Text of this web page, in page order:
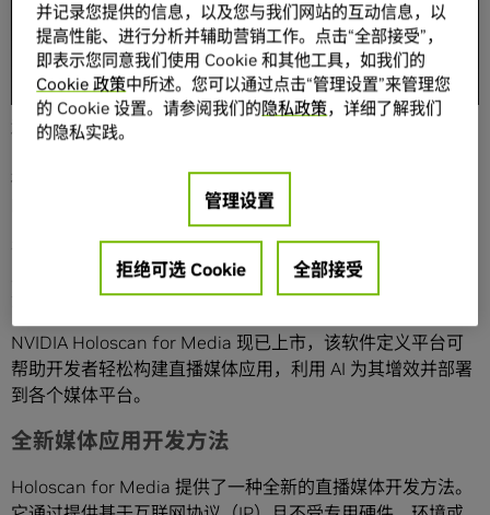
无论是提供体育直播节目、流媒体服务、网络广播还是社交
平台内容，媒体公司都面临着颇具挑战的形势。
越来越多的观众倾向于互动内容和个性化内容；虚拟现实
标准正在给传统计算基础设施带来挑战；AI 正在产生全方位
在多变的环境下，媒体公司可以利用 AI 赋能的媒体解决方案
灵活满足其不断变化的开发和交付需求，这将使他们获益匪
NVIDIA Holoscan for Media 现已上市，该软件定义平台可
帮助开发者轻松构建直播媒体应用，利用 AI 为其增效并部署
到各个媒体平台。
全新媒体应用开发方法
Holoscan for Media 提供了一种全新的直播媒体开发方法。
并记录您提供的信息，以及您与我们网站的互动信息，以
提高性能、进行分析并辅助营销工作。点击“全部接受”，
即表示您同意我们使用 Cookie 和其他工具，如我们的
Cookie 政策中所述。您可以通过点击“管理设置”来管理您
的 Cookie 设置。请参阅我们的隐私政策，详细了解我们
的隐私实践。
管理设置
拒绝可选 Cookie 全部接受